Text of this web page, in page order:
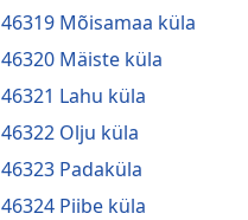
46319 Mõisamaa küla
46320 Mäiste küla
46321 Lahu küla
46322 Olju küla
46323 Padaküla
46324 Piibe küla